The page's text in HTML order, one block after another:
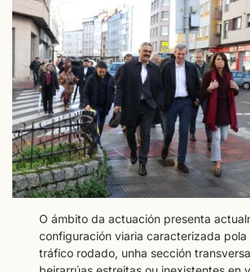
O ámbito da actuación presenta
configuración viaria caracterizada
tráfico rodado, unha sección